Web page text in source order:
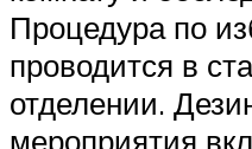
Процедура по
проводится в
отделении.
мероприятия